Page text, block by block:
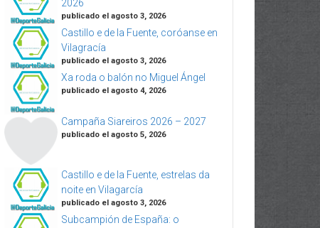
2026
publicado el agosto 3, 2026
Castillo e de la Fuente, coróanse en
Vilagracía
publicado el agosto 3, 2026
Xa roda o balón no Miguel Ángel
publicado el agosto 4, 2026
Campaña Siareiros 2026 – 2027
publicado el agosto 5, 2026
Castillo e de la Fuente, estrelas da
noite en Vilagarcía
publicado el agosto 3, 2026
Subcampión de España: o